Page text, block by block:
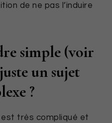
de ne pas l’induire
simple (voir
un sujet
?
très compliqué et